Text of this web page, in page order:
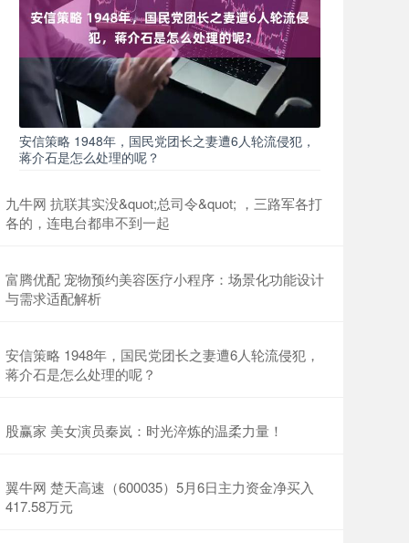
安信策略 1948年，国民党团长之妻遭6人轮流侵犯，
蒋介石是怎么处理的呢？
九牛网 抗联其实没&quot;总司令&quot; ，三路军各打
各的，连电台都串不到一起
富腾优配 宠物预约美容医疗小程序：场景化功能设计
与需求适配解析
安信策略 1948年，国民党团长之妻遭6人轮流侵犯，
蒋介石是怎么处理的呢？
股赢家 美女演员秦岚：时光淬炼的温柔力量！
翼牛网 楚天高速（600035）5月6日主力资金净买入
417.58万元